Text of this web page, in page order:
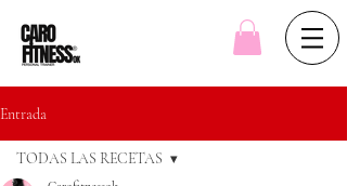
Entrada
TODAS LAS RECETAS